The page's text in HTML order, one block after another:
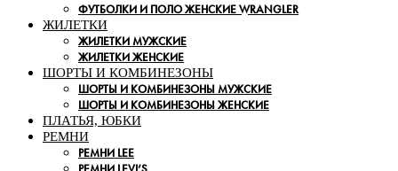
ФУТБОЛКИ И ПОЛО ЖЕНСКИЕ WRANGLER
ЖИЛЕТКИ
ЖИЛЕТКИ МУЖСКИЕ
ЖИЛЕТКИ ЖЕНСКИЕ
ШОРТЫ И КОМБИНЕЗОНЫ
ШОРТЫ И КОМБИНЕЗОНЫ МУЖСКИЕ
ШОРТЫ И КОМБИНЕЗОНЫ ЖЕНСКИЕ
ПЛАТЬЯ, ЮБКИ
РЕМНИ
РЕМНИ LEE